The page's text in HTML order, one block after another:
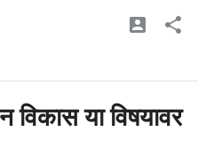
विकास या विषयावर